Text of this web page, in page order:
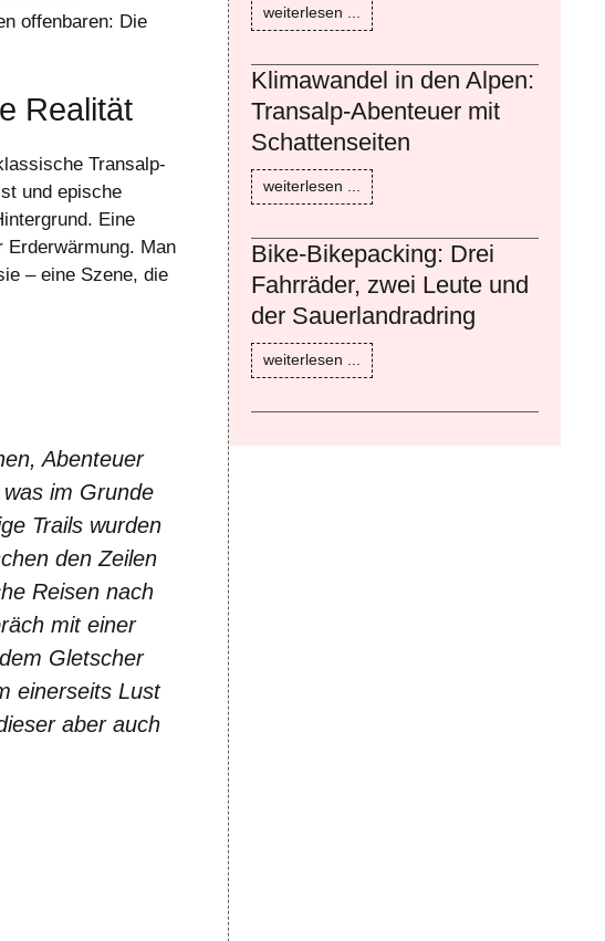
offenbaren: Die
Realität
Transalp-
und epische
Eine
Erderwärmung. Man
– eine Szene, die
Abenteuer
im Grunde
Trails wurden
den Zeilen
Reisen nach
mit einer
Gletscher
einerseits Lust
aber auch
weiterlesen ...
Klimawandel in den Alpen:
Transalp-Abenteuer mit
Schattenseiten
weiterlesen ...
Bike-Bikepacking: Drei
Fahrräder, zwei Leute und
der Sauerlandradring
weiterlesen ...